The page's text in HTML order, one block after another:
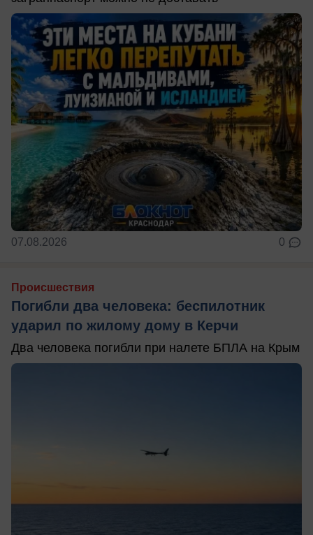
07.08.2026 0
Происшествия
Погибли два человека: беспилотник
ударил по жилому дому в Керчи
Два человека погибли при налете БПЛА на Крым